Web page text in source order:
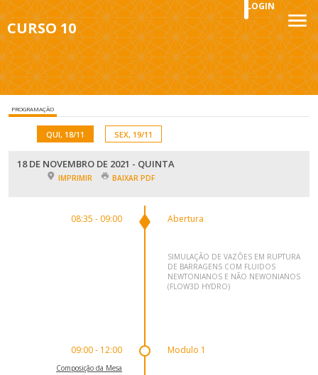
CURSO 10
LOGIN
PROGRAMAÇÃO
QUI, 18/11 SEX, 19/11
18 DE NOVEMBRO DE 2021 - QUINTA
IMPRIMIR BAIXAR PDF
08:35 - 09:00 Abertura
SIMULAÇÃO DE VAZÕES EM RUPTURA
DE BARRAGENS COM FLUIDOS
NEWTONIANOS E NÃO NEWONIANOS
(FLOW3D HYDRO)
09:00 - 12:00
Composição da Mesa
Modulo 1